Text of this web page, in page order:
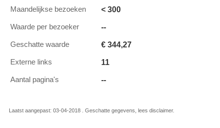
Maandelijkse bezoeken < 300
Waarde per bezoeker --
Geschatte waarde € 344,27
Externe links 11
Aantal pagina's --
Laatst aangepast: 03-04-2018 . Geschatte gegevens, lees disclaimer.